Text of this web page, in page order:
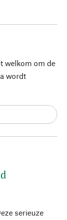
serieuze
welkom om de
wordt